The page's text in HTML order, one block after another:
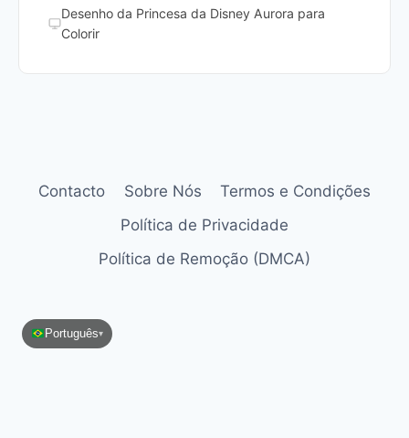
Desenho da Princesa da Disney Aurora para
Colorir
Contacto Sobre Nós
Termos e Condições
Política de Privacidade
Política de Remoção (DMCA)
Português▾